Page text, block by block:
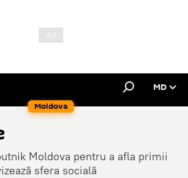
Moldova
MD
Moldova pentru a afla primii
sfera socială